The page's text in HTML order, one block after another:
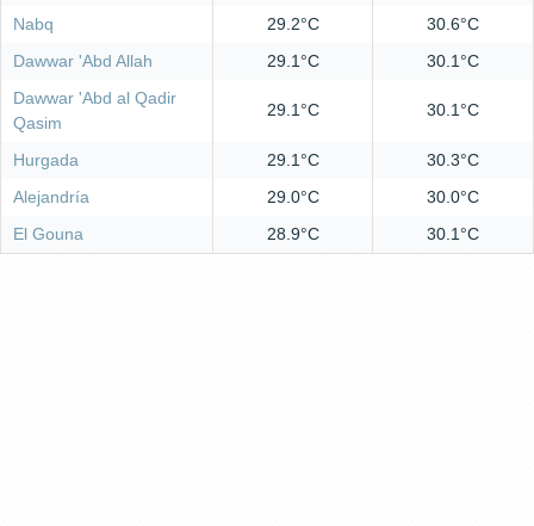
Nabq
29.2°C
30.6°C
Dawwar 'Abd Allah
29.1°C
30.1°C
Dawwar 'Abd al Qadir
Qasim
29.1°C 30.1°C
Hurgada 29.1°C
30.3°C
Alejandría
29.0°C
30.0°C
El Gouna
28.9°C 30.1°C